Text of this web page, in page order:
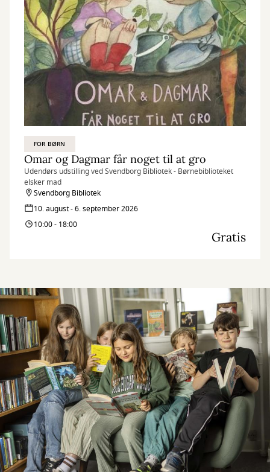
FOR BØRN
Omar og Dagmar får noget til at gro
Udendørs udstilling ved Svendborg Bibliotek - Børnebiblioteket
elsker mad
Svendborg Bibliotek
10. august - 6. september 2026
10:00 - 18:00
Gratis